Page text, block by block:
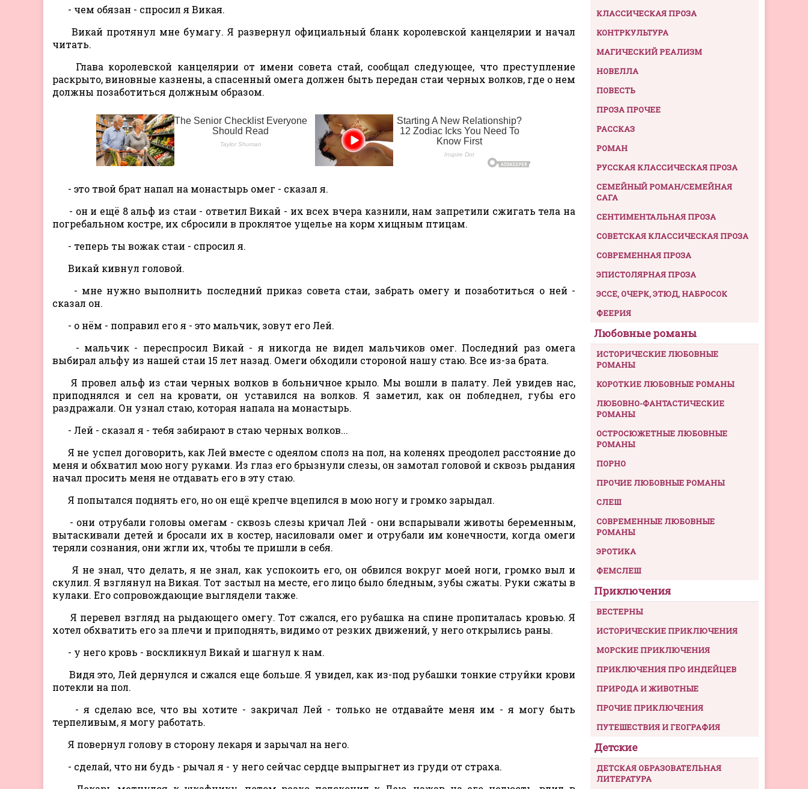
- чем обязан - спросил я Викая.
Викай протянул мне бумагу. Я развернул официальный бланк королевской канцелярии и начал
читать.
Глава королевской канцелярии от имени совета стай, сообщал следующее, что преступление
раскрыто, виновные казнены, а спасенный омега должен быть передан стаи черных волков, где о нем
должны позаботиться должным образом.
- это твой брат напал на монастырь омег - сказал я.
- он и ещё 8 альф из стаи - ответил Викай - их всех вчера казнили, нам запретили сжигать тела на
погребальном костре, их сбросили в проклятое ущелье на корм хищным птицам.
- теперь ты вожак стаи - спросил я.
Викай кивнул головой.
- мне нужно выполнить последний приказ совета стаи, забрать омегу и позаботиться о ней -
сказал он.
- о нём - поправил его я - это мальчик, зовут его Лей.
- мальчик - переспросил Викай - я никогда не видел мальчиков омег. Последний раз омега
выбирал альфу из нашей стаи 15 лет назад. Омеги обходили стороной нашу стаю. Все из-за брата.
Я провел альф из стаи черных волков в больничное крыло. Мы вошли в палату. Лей увидев нас,
приподнялся и сел на кровати, он уставился на волков. Я заметил, как он побледнел, губы его
раздражали. Он узнал стаю, которая напала на монастырь.
- Лей - сказал я - тебя забирают в стаю черных волков...
Я не успел договорить, как Лей вместе с одеялом сполз на пол, на коленях преодолел расстояние до
меня и обхватил мою ногу руками. Из глаз его брызнули слезы, он замотал головой и сквозь рыдания
начал просить меня не отдавать его в эту стаю.
Я попытался поднять его, но он ещё крепче вцепился в мою ногу и громко зарыдал.
- они отрубали головы омегам - сквозь слезы кричал Лей - они вспарывали животы беременным,
вытаскивали детей и бросали их в костер, насиловали омег и отрубали им конечности, когда омеги
теряли сознания, они жгли их, чтобы те пришли в себя.
Я не знал, что делать, я не знал, как успокоить его, он обвился вокруг моей ноги, громко выл и
скулил. Я взглянул на Викая. Тот застыл на месте, его лицо было бледным, зубы сжаты. Руки сжаты в
кулаки. Его сопровождающие выглядели также.
Я перевел взгляд на рыдающего омегу. Тот сжался, его рубашка на спине пропиталась кровью. Я
хотел обхватить его за плечи и приподнять, видимо от резких движений, у него открылись раны.
- у него кровь - воскликнул Викай и шагнул к нам.
Видя это, Лей дернулся и сжался еще больше. Я увидел, как из-под рубашки тонкие струйки крови
потекли на пол.
- я сделаю все, что вы хотите - закричал Лей - только не отдавайте меня им - я могу быть
терпеливым, я могу работать.
Я повернул голову в сторону лекаря и зарычал на него.
- сделай, что ни будь - рычал я - у него сейчас сердце выпрыгнет из груди от страха.
КЛАССИЧЕСКАЯ ПРОЗА
КОНТРКУЛЬТУРА
МАГИЧЕСКИЙ РЕАЛИЗМ
НОВЕЛЛА
ПОВЕСТЬ
ПРОЗА ПРОЧЕЕ
РАССКАЗ
РОМАН
РУССКАЯ КЛАССИЧЕСКАЯ ПРОЗА
СЕМЕЙНЫЙ РОМАН/СЕМЕЙНАЯ
САГА
СЕНТИМЕНТАЛЬНАЯ ПРОЗА
СОВЕТСКАЯ КЛАССИЧЕСКАЯ ПРОЗА
СОВРЕМЕННАЯ ПРОЗА
ЭПИСТОЛЯРНАЯ ПРОЗА
ЭССЕ, ОЧЕРК, ЭТЮД, НАБРОСОК
ФЕЕРИЯ
Любовные романы
ИСТОРИЧЕСКИЕ ЛЮБОВНЫЕ
РОМАНЫ
КОРОТКИЕ ЛЮБОВНЫЕ РОМАНЫ
ЛЮБОВНО-ФАНТАСТИЧЕСКИЕ
РОМАНЫ
ОСТРОСЮЖЕТНЫЕ ЛЮБОВНЫЕ
РОМАНЫ
ПОРНО
ПРОЧИЕ ЛЮБОВНЫЕ РОМАНЫ
СЛЕШ
СОВРЕМЕННЫЕ ЛЮБОВНЫЕ
РОМАНЫ
ЭРОТИКА
ФЕМСЛЕШ
Приключения
ВЕСТЕРНЫ
ИСТОРИЧЕСКИЕ ПРИКЛЮЧЕНИЯ
МОРСКИЕ ПРИКЛЮЧЕНИЯ
ПРИКЛЮЧЕНИЯ ПРО ИНДЕЙЦЕВ
ПРИРОДА И ЖИВОТНЫЕ
ПРОЧИЕ ПРИКЛЮЧЕНИЯ
ПУТЕШЕСТВИЯ И ГЕОГРАФИЯ
Детские
ДЕТСКАЯ ОБРАЗОВАТЕЛЬНАЯ
ЛИТЕРАТУРА